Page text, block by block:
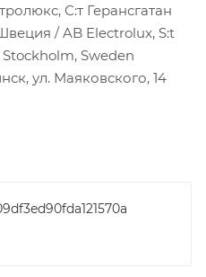
С:т Герансгатан
/ AB Electrolux, S:t
Stockholm, Sweden
ул. Маяковского, 14